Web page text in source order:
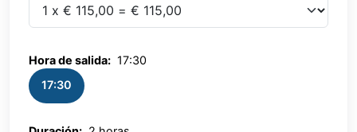
Hora de salida: 17:30
17:30